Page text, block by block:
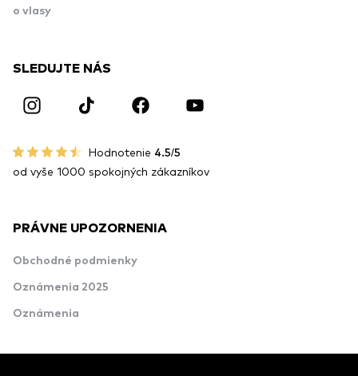
o vlasy
SLEDUJTE NÁS
Hodnotenie 4.5/5
od vyše 1000 spokojných zákazníkov
PRÁVNE UPOZORNENIA
Obchodné podmienky
Oznámenia 2025
Oznámenia